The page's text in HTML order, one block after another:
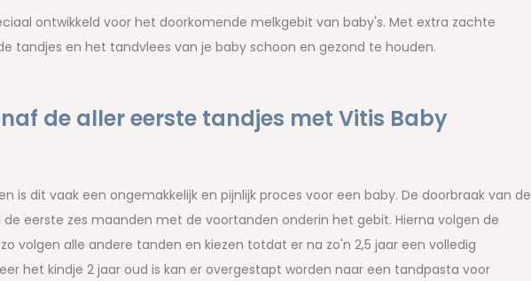
ontwikkeld voor het doorkomende melkgebit van baby's. Met extra zachte
tandjes en het tandvlees van je baby schoon en gezond te houden.
de aller eerste tandjes met Vitis Baby
is dit vaak een ongemakkelijk en pijnlijk proces voor een baby. De doorbraak van de
eerste zes maanden met de voortanden onderin het gebit. Hierna volgen de
volgen alle andere tanden en kiezen totdat er na zo'n 2,5 jaar een volledig
het kindje 2 jaar oud is kan er overgestapt worden naar een tandpasta voor